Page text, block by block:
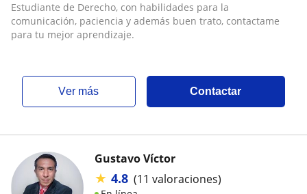
Estudiante de Derecho, con habilidades para la
comunicación, paciencia y además buen trato, contactame
para tu mejor aprendizaje.
ver más Contactar
Gustavo Víctor
★ 4.8 (11 valoraciones)